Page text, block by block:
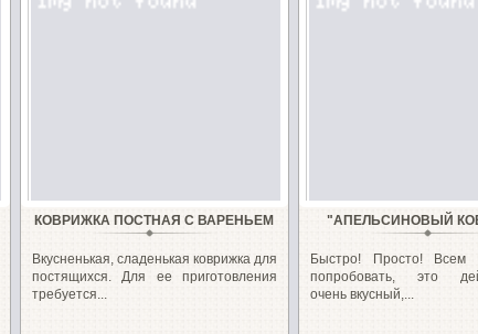
КОВРИЖКА ПОСТНАЯ С ВАРЕНЬЕМ
Вкусненькая, сладенькая коврижка для
постящихся. Для ее приготовления
требуется...
"АПЕЛЬСИНОВЫЙ
Быстро! Просто! Всем
попробовать, это
очень вкусный,...